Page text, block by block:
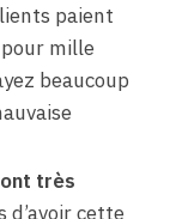
paient
pour mille
beaucoup
très
d’avoir cette